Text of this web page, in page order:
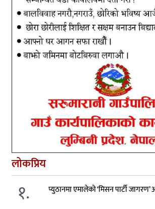
लोकप्रिय
१. प्युठानमा एमालेको ‘मिसन पार्टी जागरण’